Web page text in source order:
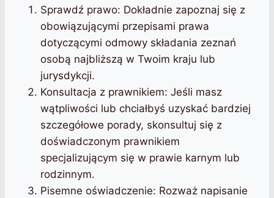
Sprawdź prawo: Dokładnie zapoznaj się z
obowiązującymi przepisami prawa
dotyczącymi odmowy składania zeznań
osobą najbliższą w Twoim kraju lub
jurysdykcji.
Konsultacja z prawnikiem: Jeśli masz
wątpliwości lub chciałbyś uzyskać bardziej
szczegółowe porady, skonsultuj się z
doświadczonym prawnikiem
specjalizującym się w prawie karnym lub
rodzinnym.
Pisemne oświadczenie: Rozważ napisanie